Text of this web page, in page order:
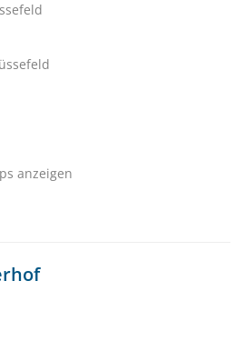
anzeigen